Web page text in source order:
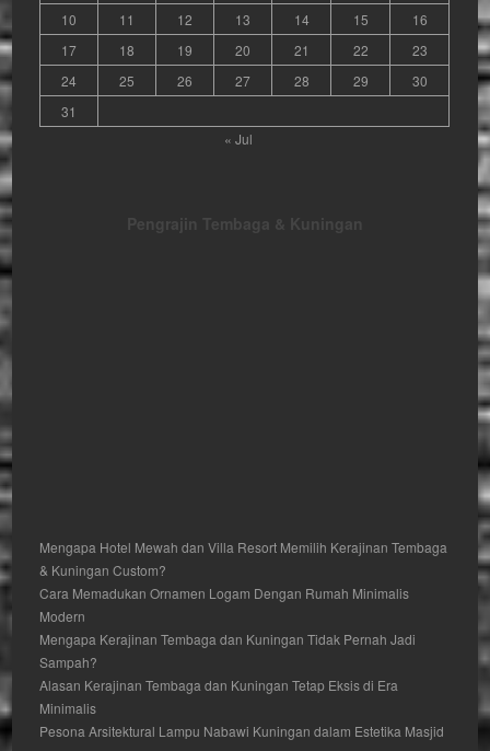
10
11 12 13 14 15
16
17
18 19 20 21 22
23
24
25 26 27 28 29
30
31
« Jul
Pengrajin Tembaga & Kuningan
Mengapa Hotel Mewah dan Villa Resort Memilih Kerajinan Tembaga
& Kuningan Custom?
Cara Memadukan Ornamen Logam Dengan Rumah Minimalis
Modern
Mengapa Kerajinan Tembaga dan Kuningan Tidak Pernah Jadi
Sampah?
Alasan Kerajinan Tembaga dan Kuningan Tetap Eksis di Era
Minimalis
Pesona Arsitektural Lampu Nabawi Kuningan dalam Estetika Masjid